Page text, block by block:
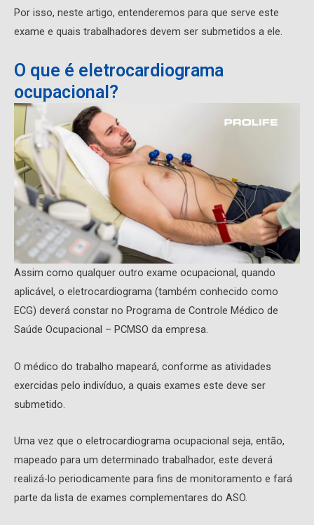
Por isso, neste artigo, entenderemos para que serve este
exame e quais trabalhadores devem ser submetidos a ele.
O que é eletrocardiograma
ocupacional?
Assim como qualquer outro exame ocupacional, quando
aplicável, o eletrocardiograma (também conhecido como
ECG) deverá constar no Programa de Controle Médico de
Saúde Ocupacional – PCMSO da empresa.
O médico do trabalho mapeará, conforme as atividades
exercidas pelo indivíduo, a quais exames este deve ser
submetido.
Uma vez que o eletrocardiograma ocupacional seja, então,
mapeado para um determinado trabalhador, este deverá
realizá-lo periodicamente para fins de monitoramento e fará
parte da lista de exames complementares do ASO.